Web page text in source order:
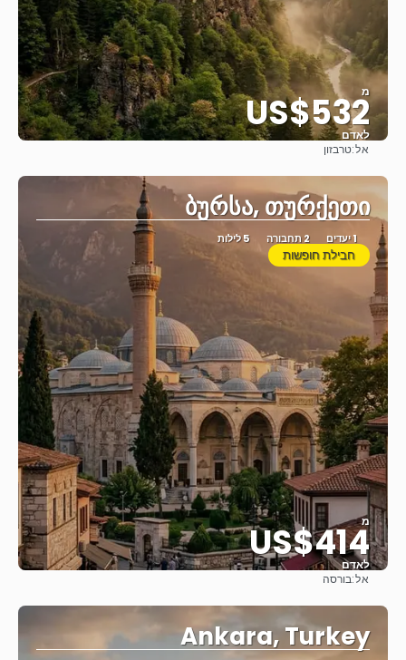
מ
US$532
לאדם
אל:טרבזון
ბურსა, თურქეთი
1 יעדים 2 תחבורה 5 לילות
חבילת חופשות
מ
US$414
לאדם
אל:בורסה
Ankara, Turkey